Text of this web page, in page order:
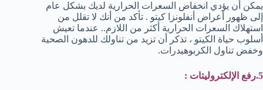
يمكن أن يؤدي انخفاض السعرات الحرارية لديك بشكل عام
إلى ظهور أعراض أنفلونزا كيتو . تأكد من أنك لا تقلل من
استهلاك السعرات الحرارية أكثر من اللازم.. عندما تعيش
أسلوب حياة الكيتو ، تذكر أن تزيد من تناولك للدهون الصحية
وخفض تناول الكربوهيدرات.
5.رفع الإلكتروليتات :